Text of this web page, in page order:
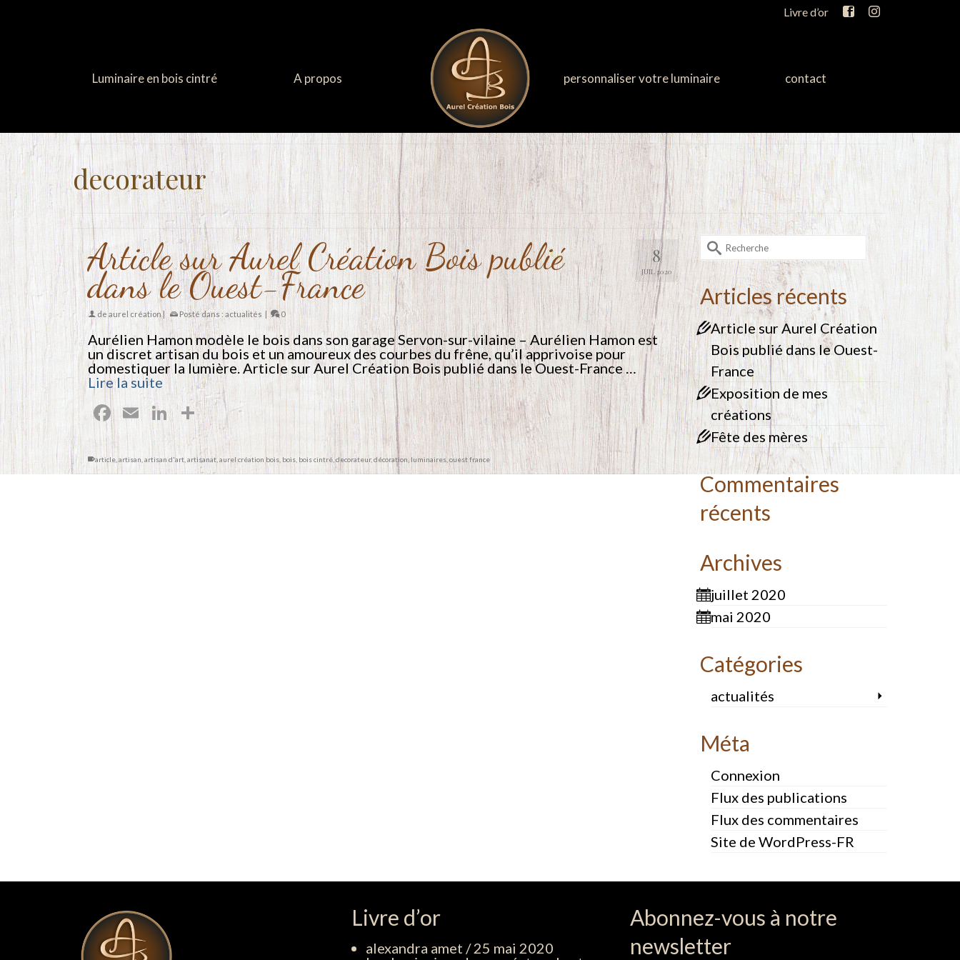
Livre d’or
Luminaire en bois cintré A propos personnaliser votre luminaire contact
decorateur
8
JUIL 2020
Article sur Aurel Création Bois publié
dans le Ouest-France
de aurel création | Posté dans :actualités | 0
Aurélien Hamon modèle le bois dans son garage Servon-sur-vilaine – Aurélien Hamon est
un discret artisan du bois et un amoureux des courbes du frêne, qu’il apprivoise pour
domestiquer la lumière. Article sur Aurel Création Bois publié dans le Ouest-France …
Lire la suite
Facebook
EmailLinkedIn
Partager
article artisan artisan d'art artisanat,aurel création bois bois bois cintré,decorateur, décoration, luminaires,ouest france
Rechercher :
Articles récents
Article sur Aurel Création
Bois publié dans le Ouest-
France
Exposition de mes
créations
Fête des mères
Commentaires
récents
Archives
juillet 2020
mai 2020
Catégories
actualités
Méta
Connexion
Flux des publications
Flux des commentaires
Site de WordPress-FR
Livre d’or
alexandra amet /25 mai 2020
Abonnez-vous à notre
newsletter